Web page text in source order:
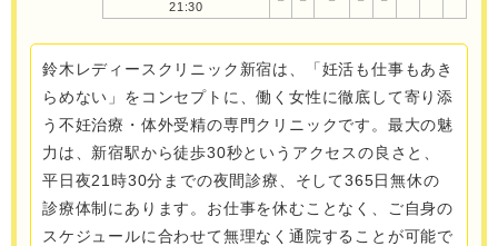
21:30
鈴木レディースクリニック新宿は、「妊活も仕事もあき
らめない」をコンセプトに、働く女性に徹底して寄り添
う不妊治療・体外受精の専門クリニックです。最大の魅
力は、新宿駅から徒歩30秒というアクセスの良さと、
平日夜21時30分までの夜間診療、そして365日無休の
診療体制にあります。お仕事を休むことなく、ご自身の
スケジュールに合わせて無理なく通院することが可能で